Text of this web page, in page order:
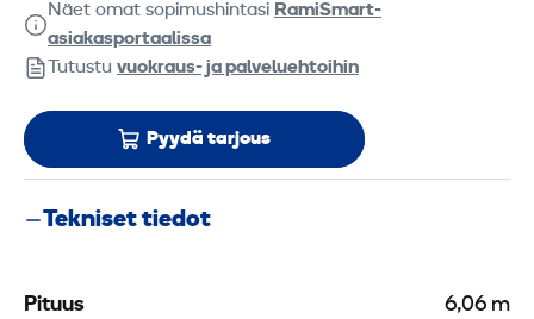
Näet omat sopimushintasi RamiSmart-
asiakasportaalissa
Tutustu vuokraus- ja palveluehtoihin
Pyydä tarjous
Tekniset tiedot
Pituus 6,06 m